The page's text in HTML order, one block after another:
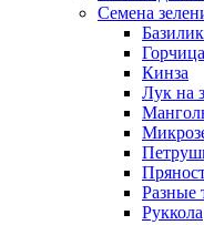
Семена
Горчица
Кинза
Лук на
Разные
Руккола